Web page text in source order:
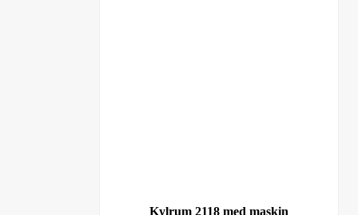
Kylrum 2118 med maskin